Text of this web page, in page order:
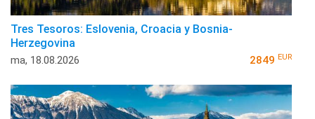
Tres Tesoros: Eslovenia, Croacia y Bosnia-
Herzegovina
ma, 18.08.2026 2849 EUR